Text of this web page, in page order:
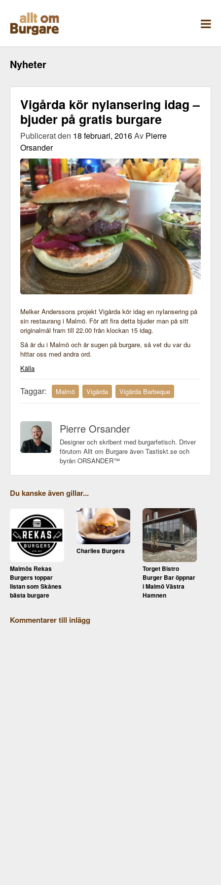
innehåll
Nyheter
Vigårda kör nylansering idag –
bjuder på gratis burgare
Publicerat den 18 februari, 2016Av Pierre
Orsander
Melker Anderssons projekt Vigårda kör idag en nylansering på
sin restaurang i Malmö. För att fira detta bjuder man på sitt
originalmål fram till 22.00 från klockan 15 idag.
Så är du i Malmö och är sugen på burgare, så vet du var du
hittar oss med andra ord.
Källa
Taggar: Malmö Vigårda Vigårda Barbeque
Pierre Orsander
Designer och skribent med burgarfetisch. Driver
förutom Allt om Burgare även Tastiskt.se och
byrån ORSANDER™
Du kanske även gillar...
Malmös Rekas
Burgers toppar
listan som Skånes
bästa burgare
Charlies Burgers
Torget Bistro
Burger Bar öppnar
i Malmö Västra
Hamnen
Kommentarer till inlägg